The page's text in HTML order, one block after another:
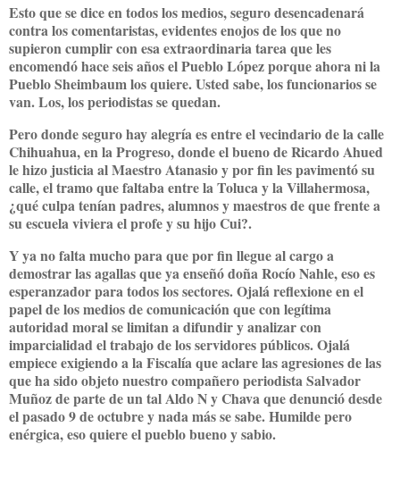
Esto que se dice en todos los medios, seguro desencadenará
contra los comentaristas, evidentes enojos de los que no
supieron cumplir con esa extraordinaria tarea que les
encomendó hace seis años el Pueblo López porque ahora ni la
Pueblo Sheimbaum los quiere. Usted sabe, los funcionarios se
van. Los, los periodistas se quedan.
Pero donde seguro hay alegría es entre el vecindario de la calle
Chihuahua, en la Progreso, donde el bueno de Ricardo Ahued
le hizo justicia al Maestro Atanasio y por fin les pavimentó su
calle, el tramo que faltaba entre la Toluca y la Villahermosa,
¿qué culpa tenían padres, alumnos y maestros de que frente a
su escuela viviera el profe y su hijo Cui?.
Y ya no falta mucho para que por fin llegue al cargo a
demostrar las agallas que ya enseñó doña Rocío Nahle, eso es
esperanzador para todos los sectores. Ojalá reflexione en el
papel de los medios de comunicación que con legítima
autoridad moral se limitan a difundir y analizar con
imparcialidad el trabajo de los servidores públicos. Ojalá
empiece exigiendo a la Fiscalía que aclare las agresiones de las
que ha sido objeto nuestro compañero periodista Salvador
Muñoz de parte de un tal Aldo N y Chava que denunció desde
el pasado 9 de octubre y nada más se sabe. Humilde pero
enérgica, eso quiere el pueblo bueno y sabio.